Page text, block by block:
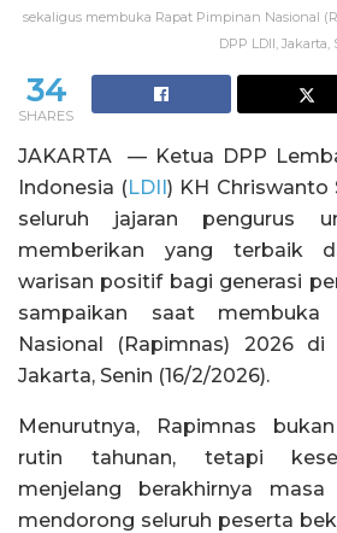
sekaligus membuka Rapat Pimpinan Nasional
DPP LDII, Jakarta,
34
SHARES
JAKARTA — Ketua DPP
Indonesia (LDII) KH Chriswanto
seluruh jajaran pengurus
memberikan yang terbaik
warisan positif bagi generasi
sampaikan saat membuka
Nasional (Rapimnas) 2026
Jakarta, Senin (16/2/2026).
Menurutnya, Rapimnas
rutin tahunan, tetapi
menjelang berakhirnya masa
mendorong seluruh peserta